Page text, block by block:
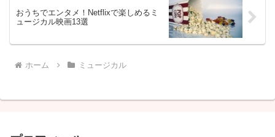
おうちでエンタメ！Netflixで楽しめるミ
ュージカル映画13選
ホーム ミュージカル